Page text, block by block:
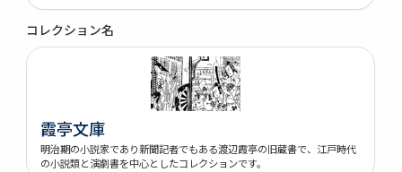
コレクション名
霞亭文庫
明治期の小説家であり新聞記者でもある渡辺霞亭の旧蔵書で、江戸時代
の小説類と演劇書を中心としたコレクションです。